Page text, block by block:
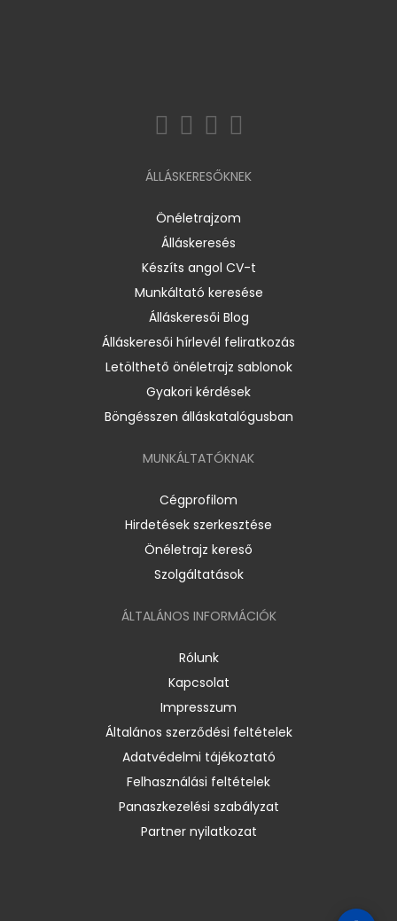
ÁLLÁSKERESŐKNEK
Önéletrajzom
Álláskeresés
Készíts angol CV-t
Munkáltató keresése
Álláskeresői Blog
Álláskeresői hírlevél feliratkozás
Letölthető önéletrajz sablonok
Gyakori kérdések
Böngésszen álláskatalógusban
MUNKÁLTATÓKNAK
Cégprofilom
Hirdetések szerkesztése
Önéletrajz kereső
Szolgáltatások
ÁLTALÁNOS INFORMÁCIÓK
Rólunk
Kapcsolat
Impresszum
Általános szerződési feltételek
Adatvédelmi tájékoztató
Felhasználási feltételek
Panaszkezelési szabályzat
Partner nyilatkozat